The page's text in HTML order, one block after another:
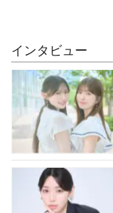
インタビュー